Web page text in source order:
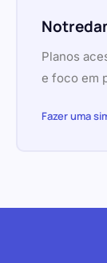
Planos
e foco em
Fazer uma